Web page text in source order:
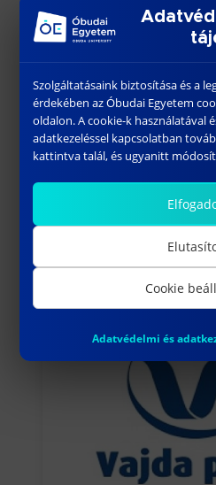
napokon van jó
csapatépítőinken, és
programjainkon is
sütögetés,
hajnalig tartó bulik)
További információ
További híreink
Szolgáltatásaink biztosítása és a
érdekében az Óbudai Egyetem
oldalon. A cookie-k használatával
adatkezeléssel kapcsolatban
kattintva talál, és ugyanitt
Cookie
Adatvédelmi és